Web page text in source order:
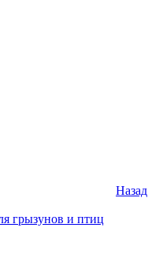
Назад
грызунов и птиц